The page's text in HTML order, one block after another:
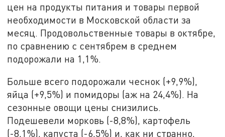
цен на продукты питания и товары первой
необходимости в Московской области за
месяц. Продовольственные товары в октябре,
по сравнению с сентябрем в среднем
подорожали на 1,1%.
Больше всего подорожали чеснок (+9,9%),
яйца (+9,5%) и помидоры (аж на 24,4%). На
сезонные овощи цены снизились.
Подешевели морковь (-8,8%), картофель
(-8,1%), капуста (-6,5%) и, как ни странно,